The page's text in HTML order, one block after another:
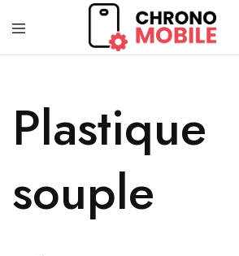
Chronomobile
Achat,
de
smartphones
et
tablettes
Plastique
souple